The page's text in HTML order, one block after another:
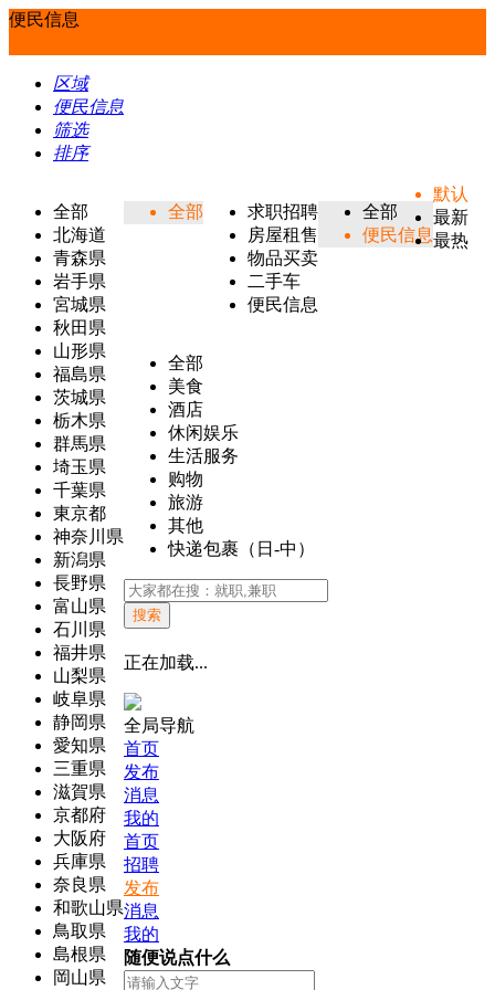
便民信息
区域
便民信息
筛选
排序
全部
北海道
青森県
岩手県
宮城県
秋田県
山形県
福島県
茨城県
栃木県
群馬県
埼玉県
千葉県
東京都
神奈川県
新潟県
長野県
富山県
石川県
福井県
山梨県
岐阜県
静岡県
愛知県
三重県
滋賀県
京都府
大阪府
兵庫県
奈良県
和歌山県
鳥取県
島根県
岡山県
全部
求职招聘
房屋租售
物品买卖
二手车
便民信息
全部
便民信息
全部
美食
酒店
休闲娱乐
生活服务
购物
旅游
其他
快递包裹（日-中）
默认
最新
最热
搜索
正在加载...
全局导航
首页
发布
消息
我的
首页
招聘
发布
消息
我的
随便说点什么